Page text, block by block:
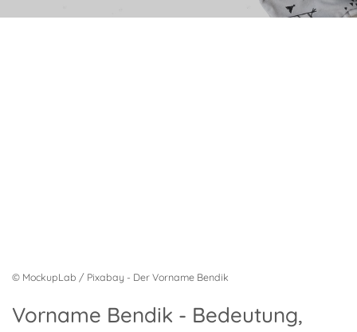
© MockupLab / Pixabay - Der Vorname Bendik
Vorname Bendik - Bedeutung,